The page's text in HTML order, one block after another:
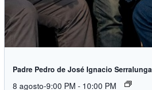
Padre Pedro de José Ignacio Serralunga
8 agosto-9:00 PM - 10:00 PM